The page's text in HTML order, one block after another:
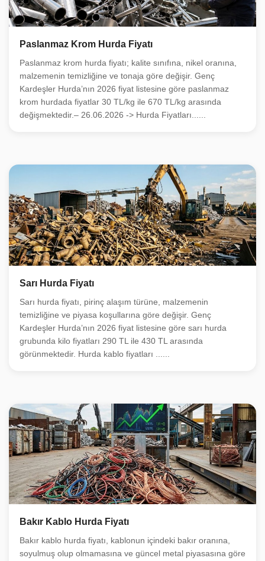
Paslanmaz Krom Hurda Fiyatı
Paslanmaz krom hurda fiyatı; kalite sınıfına, nikel oranına,
malzemenin temizliğine ve tonaja göre değişir. Genç
Kardeşler Hurda’nın 2026 fiyat listesine göre paslanmaz
krom hurdada fiyatlar 30 TL/kg ile 670 TL/kg arasında
değişmektedir.– 26.06.2026 -> Hurda Fiyatları......
Sarı Hurda Fiyatı
Sarı hurda fiyatı, pirinç alaşım türüne, malzemenin
temizliğine ve piyasa koşullarına göre değişir. Genç
Kardeşler Hurda’nın 2026 fiyat listesine göre sarı hurda
grubunda kilo fiyatları 290 TL ile 430 TL arasında
görünmektedir. Hurda kablo fiyatları ......
Bakır Kablo Hurda Fiyatı
Bakır kablo hurda fiyatı, kablonun içindeki bakır oranına,
soyulmuş olup olmamasına ve güncel metal piyasasına göre